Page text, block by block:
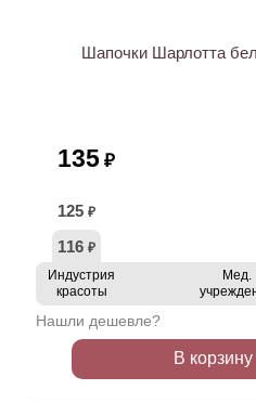
Шапочки Шарлотта
135 ₽
125 ₽
116 ₽
Индустрия
красоты
Мед.
Нашли дешевле?
В корзину